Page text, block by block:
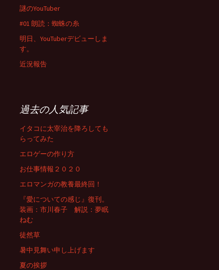
謎のYouTuber
#01 朗読：蜘蛛の糸
明日、YouTuberデビューしま
す。
近況報告
過去の人気記事
イタコに太宰治を降ろしても
らってみた
エロゲーの作り方
お仕事情報２０２０
エロマンガの教養最終回！
『愛についての感じ』復刊。
装画：市川春子 解説：夢眠
ねむ
徒然草
暑中見舞い申し上げます
夏の挨拶